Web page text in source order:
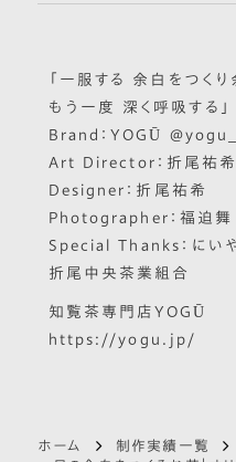
「一服する 余白をつく
もう一度 深く呼吸する」
Brand：YOGŪ
Art Director：折尾祐希
Designer：折尾祐希
Photographer：福迫舞
Special Thanks：にい
折尾中央茶業組合
知覧茶専門店YOGŪ
https://yogu.jp/
ホーム 制作実績一覧